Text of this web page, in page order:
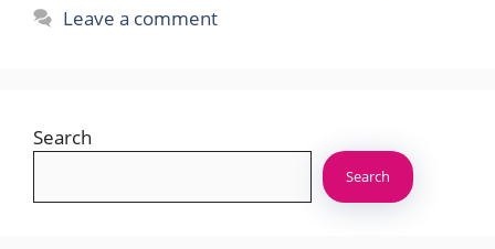
Leave a comment
Search
Search